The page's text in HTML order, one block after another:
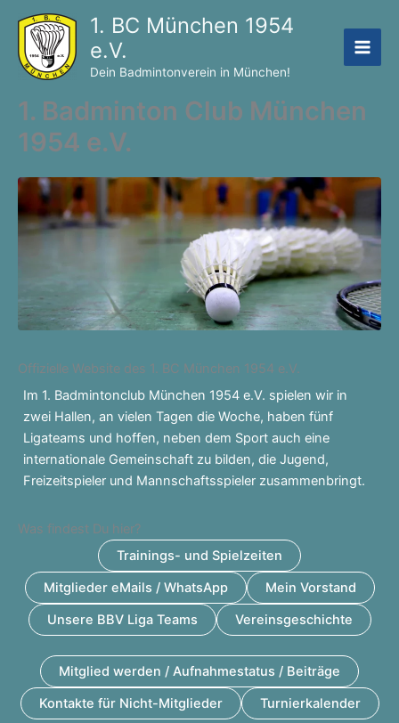
Inhalt
springen
1. BC München 1954
e.V.
Dein Badmintonverein in München!
1. Badminton Club München
1954 e.V.
Offizielle Website des 1. BC München 1954 e.V.
Im 1. Badmintonclub München 1954 e.V. spielen wir in
zwei Hallen, an vielen Tagen die Woche, haben fünf
Ligateams und hoffen, neben dem Sport auch eine
internationale Gemeinschaft zu bilden, die Jugend,
Freizeitspieler und Mannschaftsspieler zusammenbringt.
Was findest Du hier?
Trainings- und Spielzeiten
Mitglieder eMails / WhatsApp
Mein Vorstand
Unsere BBV Liga Teams
Vereinsgeschichte
Mitglied werden / Aufnahmestatus / Beiträge
Kontakte für Nicht-Mitglieder
Turnierkalender